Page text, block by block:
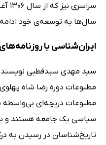
سال‌ها به توسعه‌ی خود ادامه
ایران‌شناسی با
سید مهدی سیدقطبی
مطبوعات دوره رضا شاه
مطبوعات دریچه‌ای بی‌واسطه
سیاسی یک جامعه هستند و
تاریخ‌شناسان در رسیدن به